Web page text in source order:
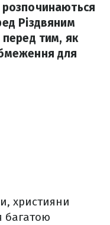
Різдвяним
перед тим, як
для
християни
багатою